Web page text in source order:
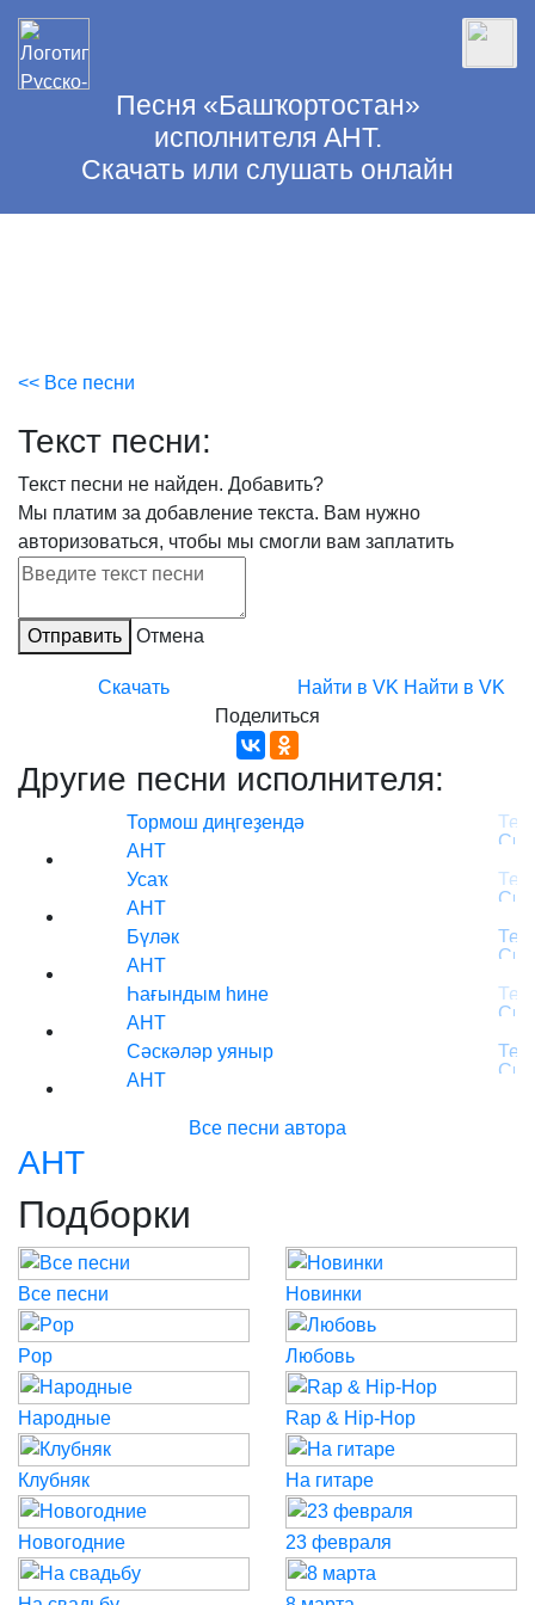
Песня «Башҡортостан»
исполнителя АНТ.
Скачать или слушать онлайн
<< Все песни
Текст песни:
Текст песни не найден. Добавить?
Мы платим за добавление текста. Вам нужно
авторизоваться, чтобы мы смогли вам заплатить
Отправить Отмена
Скачать Найти в VK Найти в VK
Поделиться
Другие песни исполнителя:
Тормош диңгеҙендә
АНТ
Усаҡ
АНТ
Бүләк
АНТ
Һағындым һине
АНТ
Сәскәләр уяныр
АНТ
Все песни автора
АНТ
Подборки
Все песни Новинки
Pop Любовь
Народные Rap & Hip-Hop
Клубняк На гитаре
Новогодние 23 февраля